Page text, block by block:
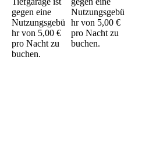
gegen eine
Nutzungsgebü
hr von 5,00 €
pro Nacht zu
buchen.
Nutzungsgebü
hr von 5,00 €
pro Nacht zu
buchen.